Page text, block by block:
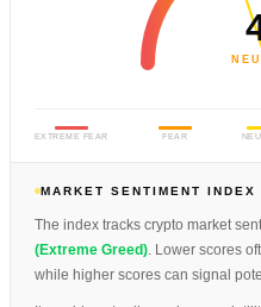
EXTREME FEAR FEAR
MARKET SENTIMENT INDEX
The index tracks crypto market
(Extreme Greed). Lower scores
while higher scores can signal